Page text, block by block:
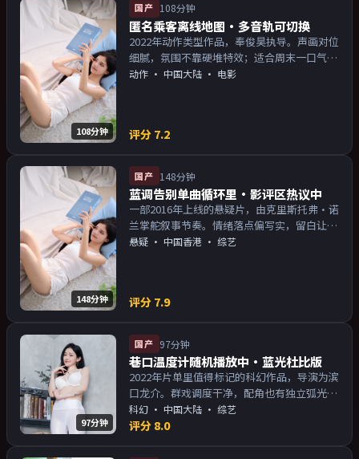
108分钟
国产 108分钟
匿名乘客离线地图·多音轨可切换
2022年动作类型作品，奉俊昊执导。声画对位
细腻，氛围不靠硬堆特效；适合周末一口气追
完。主演以演技派为主，适合喜欢强叙事与人
动作 · 中国大陆 · 电影
评分 7.2
148分钟
国产 148分钟
蓝调告别单曲循环里·影评区热议中
一部2016年上线的悬疑片，由克里斯托弗·诺
兰掌舵叙事节奏。情绪落点偏写实，留白让人
回味；片尾余韵足，讨论空间大。主演以演技
悬疑 · 中国香港 · 综艺
评分 7.9
97分钟
国产 97分钟
巷口温度计随机播放中·蓝光杜比版
2022年片单里值得标记的科幻作品，导演为滨
口龙介。群戏调度干净，配角也有独立弧光；
配乐与画面气质统一。主演以演技派为主，适
合喜欢强叙事与人物关系的观众加入片单。
科幻 · 中国大陆 · 综艺
评分 8.0